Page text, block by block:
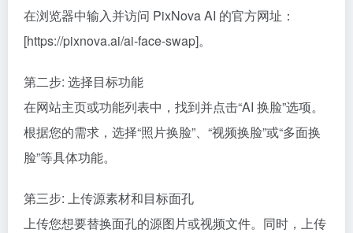
在浏览器中输入并访问 PixNova AI 的官方网址：
[https://pixnova.ai/ai-face-swap]。
第二步: 选择目标功能
在网站主页或功能列表中，找到并点击“AI 换脸”选项。
根据您的需求，选择“照片换脸”、“视频换脸”或“多面换
脸”等具体功能。
第三步: 上传源素材和目标面孔
上传您想要替换面孔的源图片或视频文件。同时，上传